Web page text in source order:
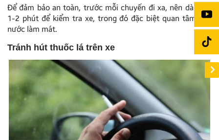
Để đảm bảo an toàn, trước mỗi chuyến đi xa, nên dành ra
1-2 phút để kiểm tra xe, trong đó đặc biệt quan tâm đến
nước làm mát.
Tránh hút thuốc lá trên xe